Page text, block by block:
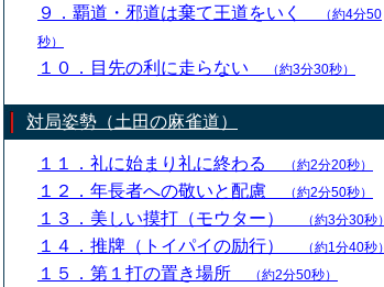
９．覇道・邪道は棄て王道をいく
（約4分50
秒）
１０．目先の利に走らない （約3分30秒）
対局姿勢（土田の麻雀道）
１１．礼に始まり礼に終わる （約2分20秒）
１２．年長者への敬いと配慮 （約2分50秒）
１３．美しい摸打（モウター） （約3分30秒）
１４．推牌（トイパイの励行） （約1分40秒）
１５．第１打の置き場所 （約2分50秒）